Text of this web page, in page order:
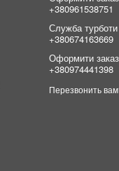
+380961538751
Служба
+380674163669
Оформити
+380974441398
Перезвонить